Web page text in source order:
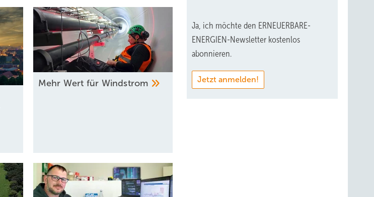
Mehr Wert für Windstrom
Ja, ich möchte den ERNEUERBARE-
ENERGIEN-Newsletter kostenlos
abonnieren.
Jetzt anmelden!